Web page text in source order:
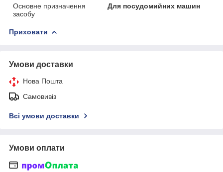
Основне призначення
засобу
Для посудомийних машин
Приховати
Умови доставки
Нова Пошта
Самовивіз
Всі умови доставки
Умови оплати